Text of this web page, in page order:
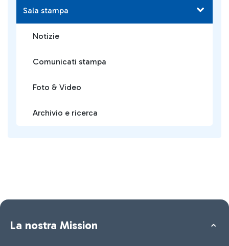
Sala stampa
Notizie
Comunicati stampa
Foto & Video
Archivio e ricerca
La nostra Mission